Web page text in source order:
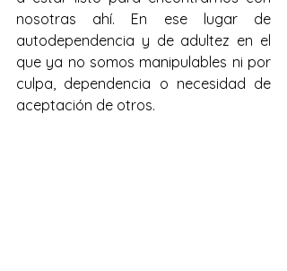
nosotras ahí. En ese lugar de
autodependencia y de adultez en el
que ya no somos manipulables ni por
culpa, dependencia o necesidad de
aceptación de otros.